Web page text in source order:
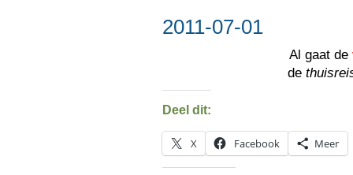
2011-07-01
Al gaat de
de
Deel dit:
X Facebook Meer